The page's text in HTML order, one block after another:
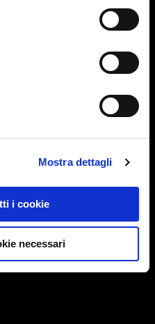
Mostra dettagli
i cookie
necessari